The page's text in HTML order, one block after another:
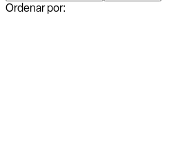
Ordenar por: